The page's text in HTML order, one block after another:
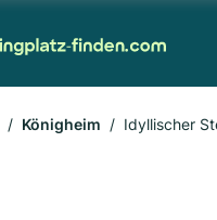
Königheim Idyllischer